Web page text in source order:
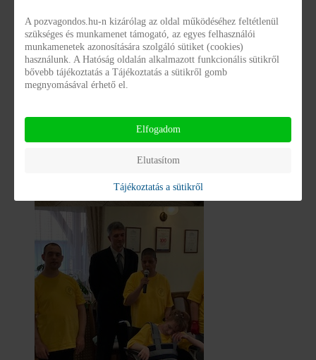
A pozvagondos.hu-n kizárólag az oldal működéséhez feltétlenül
szükséges és munkamenet támogató, az egyes felhasználói
munkamenetek azonosítására szolgáló sütiket (cookies)
használunk. A Hatóság oldalán alkalmazott funkcionális sütikről
bővebb tájékoztatás a Tájékoztatás a sütikről gomb
megnyomásával érhető el.
Elfogadom
Elutasítom
Tájékoztatás a sütikről